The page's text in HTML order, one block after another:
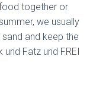
together or
we usually
sand and keep the
Fatz und FREI